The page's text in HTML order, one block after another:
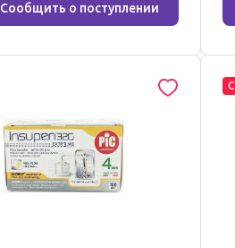
Сообщить о поступлении